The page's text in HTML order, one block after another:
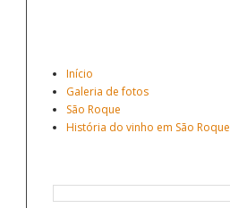
Início
Galeria de fotos
São Roque
História do vinho em São Roque